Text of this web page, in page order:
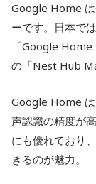
Google Home
ーです。日本で
「Google
の「Nest Hub
Google Home
声認識の精度が
にも優れており
きるのが魅力。